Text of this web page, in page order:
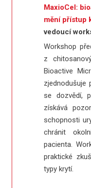
MaxioCel:
mění přístup
vedoucí
Workshop
z
Bioactive
zjednodušuje
se dozvědí,
získává
schopnosti
chránit
pacienta.
praktické
typy krytí.